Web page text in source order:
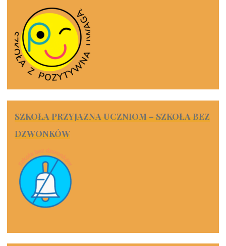
SZKOŁA PRZYJAZNA UCZNIOM – SZKOŁA BEZ
DZWONKÓW